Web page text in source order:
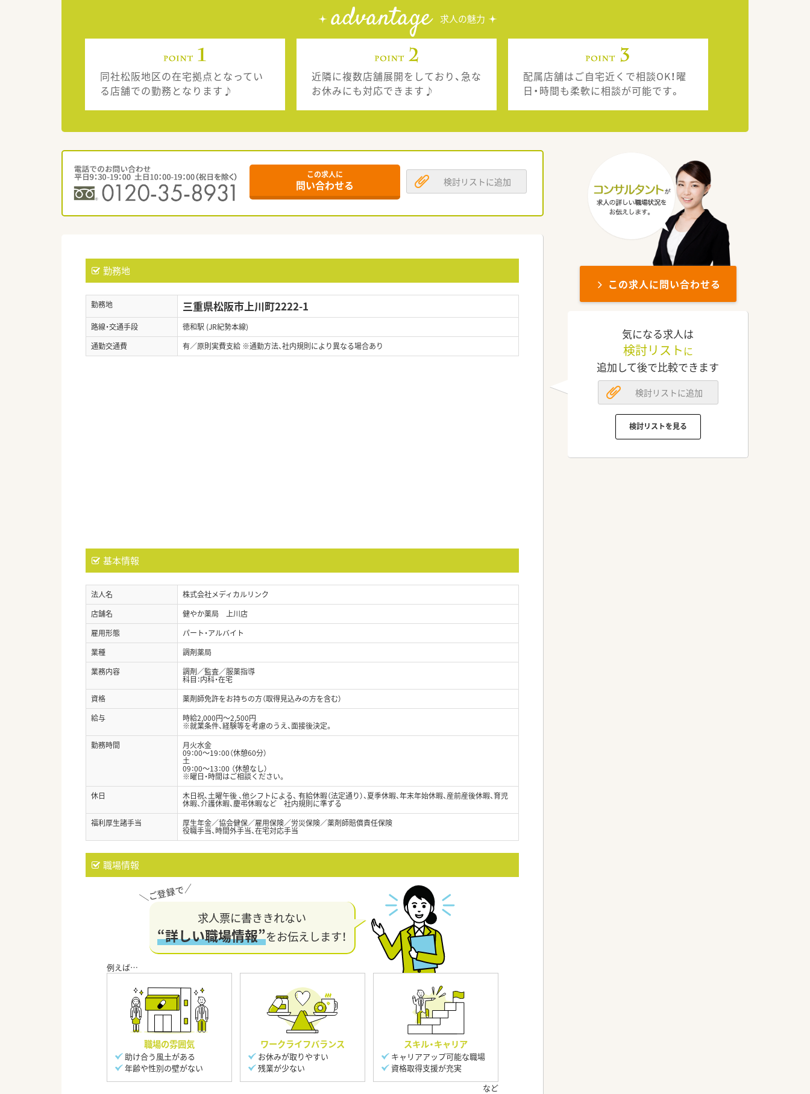
advantage 求人の魅力
同社松阪地区の在宅拠点となってい
る店舗での勤務となります♪
近隣に複数店舗展開をしており、急な
お休みにも対応できます♪
配属店舗はご自宅近くで相談OK！曜
日・時間も柔軟に相談が可能です。
この求人に
問い合わせる 検討リストに追加
勤務地
勤務地 三重県松阪市上川町2222-1
路線・交通手段
徳和駅 (JR紀勢本線)
通勤交通費
有／原則実費支給 ※通勤方法、社内規則により異なる場合あり
基本情報
法人名
株式会社メディカルリンク
店舗名
健やか薬局 上川店
雇用形態
パート・アルバイト
業種
調剤薬局
業務内容
調剤／監査／服薬指導
科目：内科・在宅
資格
薬剤師免許をお持ちの方（取得見込みの方を含む）
給与
時給2,000円～2,500円
※就業条件、経験等を考慮のうえ、面接後決定。
勤務時間
月火水金
09：00～19：00（休憩60分）
土
09：00～13：00 （休憩なし）
※曜日・時間はご相談ください。
休日
木日祝、土曜午後 、他シフトによる、 有給休暇（法定通り）、夏季休暇、年末年始休暇、産前産後休暇、育児
休暇、介護休暇、慶弔休暇など 社内規則に準ずる
福利厚生諸手当
厚生年金／協会健保／雇用保険／労災保険／薬剤師賠償責任保険
役職手当、時間外手当、在宅対応手当
職場情報
求人票に書ききれない
“詳しい職場情報”をお伝えします！
職場の雰囲気
助け合う風土がある
年齢や性別の壁がない
ワークライフバランス
お休みが取りやすい
残業が少ない
スキル・キャリア
キャリアアップ可能な職場
資格取得支援が充実
この求人に問い合わせる
気になる求人は
検討リスト に
追加して後で比較できます
検討リストに追加
検討リストを見る